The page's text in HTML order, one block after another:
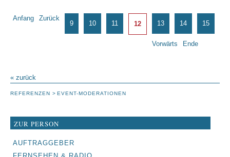
Dynamo-
Stadion
Dresden
Seite 12 von 33
Anfang Zurück
9 10 11 12 13 14 15
Vorwärts Ende
« zurück
REFERENZEN EVENT-MODERATIONEN
ZUR PERSON
NAVIGATION
ÜBERSPRINGEN
AUFTRAGGEBER